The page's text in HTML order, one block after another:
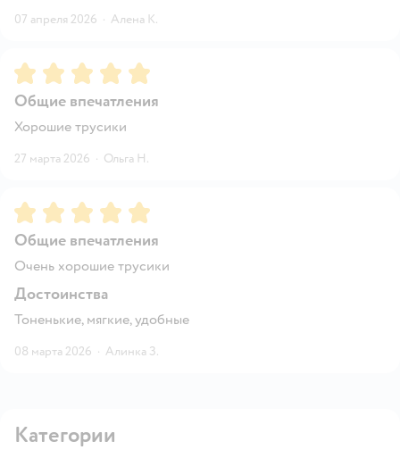
07 апреля 2026 · Алена К.
Рейтинг:5
Общие впечатления
Хорошие трусики
27 марта 2026 · Ольга Н.
Рейтинг:5
Общие впечатления
Очень хорошие трусики
Достоинства
Тоненькие, мягкие, удобные
08 марта 2026 · Алинка З.
Категории